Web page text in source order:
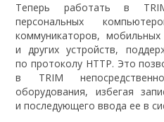
Теперь работать в
персональных
коммуникаторов,
и других устройств,
по протоколу HTTP. Это
в TRIM
оборудования, избегая
и последующего ввода ее в